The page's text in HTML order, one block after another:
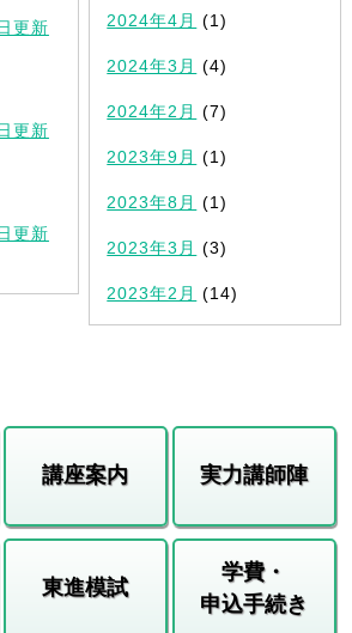
更新
更新
更新
2024年4月 (1)
2024年3月 (4)
2024年2月 (7)
2023年9月 (1)
2023年8月 (1)
2023年3月 (3)
2023年2月 (14)
講座案内 実力講師陣
東進模試
学費・
申込手続き